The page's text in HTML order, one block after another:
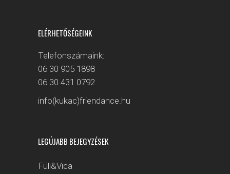
ELÉRHETŐSÉGEINK
Telefonszámaink:
06 30 905 1898
06 30 431 0792
info(kukac)friendance.hu
LEGÚJABB BEJEGYZÉSEK
Füli&Vica